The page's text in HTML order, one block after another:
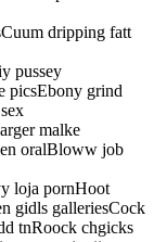
dripping fatt
pussey
picsEbony grind
malke
oralBloww job
loja pornHoot
gidls galleriesCock
tnRoock chgicks